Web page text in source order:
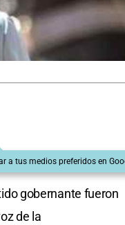
a tus medios preferidos en
gobernante fueron
de la